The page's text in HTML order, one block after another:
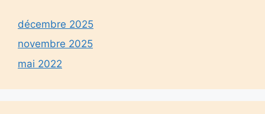
décembre 2025
novembre 2025
mai 2022